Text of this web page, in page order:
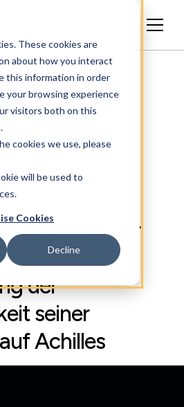
These cookies are
about how you interact
this information in order
your browsing experience
visitors both on this
cookies we use, please
will be used to
Cookies
Decline
FALLSTUDIEN
sich bei der
der
seiner
Achilles